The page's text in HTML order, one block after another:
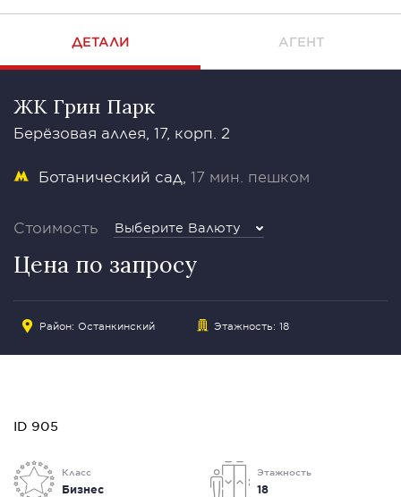
ДЕТАЛИ АГЕНТ
ЖК Грин Парк
Берёзовая аллея, 17, корп. 2
Ботанический сад 17 мин. пешком
Стоимость Выберите Валюту
Цена по запросу
Район: Останкинский Этажность: 18
ID 905
Класс
Бизнес
Этажность
18